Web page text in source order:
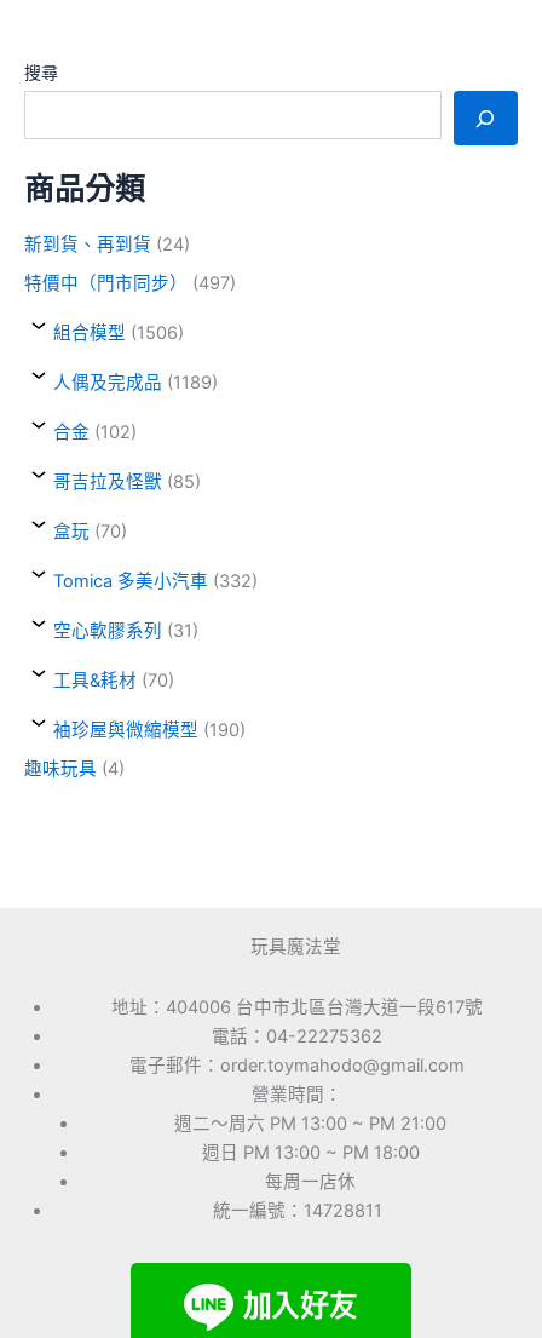
搜尋
商品分類
新到貨、再到貨 (24)
特價中（門市同步）
(497)
組合模型 (1506)
人偶及完成品 (1189)
合金 (102)
哥吉拉及怪獸 (85)
盒玩 (70)
Tomica 多美小汽車 (332)
空心軟膠系列 (31)
工具&耗材 (70)
袖珍屋與微縮模型 (190)
趣味玩具 (4)
玩具魔法堂
地址：404006 台中市北區台灣大道一段617號
電話：04-22275362
電子郵件：order.toymahodo@gmail.com
營業時間：
週二～周六 PM 13:00 ~ PM 21:00
週日 PM 13:00 ~ PM 18:00
每周一店休
統一編號：14728811